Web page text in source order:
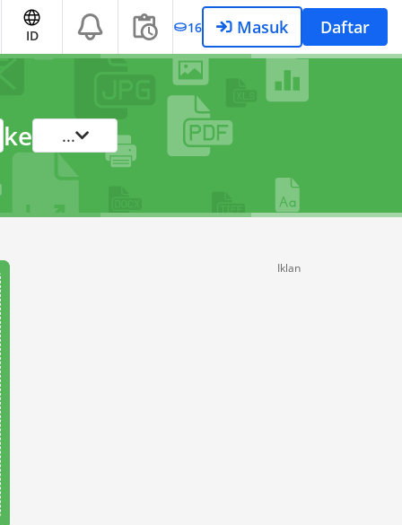
ID 16 Masuk Daftar
ke ...
Iklan